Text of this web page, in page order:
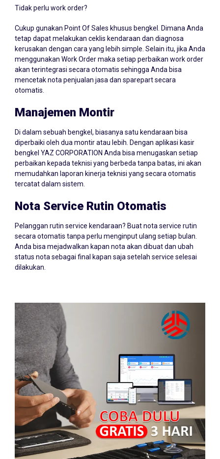
Tidak perlu work order?
Cukup gunakan Point Of Sales khusus bengkel. Dimana Anda
tetap dapat melakukan ceklis kendaraan dan diagnosa
kerusakan dengan cara yang lebih simple. Selain itu, jika Anda
menggunakan Work Order maka setiap perbaikan work order
akan terintegrasi secara otomatis sehingga Anda bisa
mencetak nota penjualan jasa dan sparepart secara
otomatis.
Manajemen Montir
Di dalam sebuah bengkel, biasanya satu kendaraan bisa
diperbaiki oleh dua montir atau lebih. Dengan aplikasi kasir
bengkel YAZ CORPORATION Anda bisa menugaskan setiap
perbaikan kepada teknisi yang berbeda tanpa batas, ini akan
memudahkan laporan kinerja teknisi yang secara otomatis
tercatat dalam sistem.
Nota Service Rutin Otomatis
Pelanggan rutin service kendaraan? Buat nota service rutin
secara otomatis tanpa perlu menginput ulang setiap bulan.
Anda bisa mejadwalkan kapan nota akan dibuat dan ubah
status nota sebagai final kapan saja setelah service selesai
dilakukan.